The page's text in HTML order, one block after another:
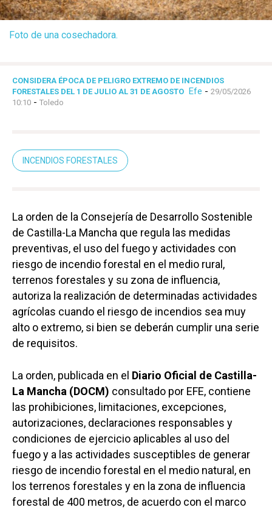
Foto de una cosechadora.
CONSIDERA ÉPOCA DE PELIGRO EXTREMO DE INCENDIOS
FORESTALES DEL 1 DE JULIO AL 31 DE AGOSTO Efe - 29/05/2026
10:10 - Toledo
INCENDIOS FORESTALES
La orden de la Consejería de Desarrollo Sostenible
de Castilla-La Mancha que regula las medidas
preventivas, el uso del fuego y actividades con
riesgo de incendio forestal en el medio rural,
terrenos forestales y su zona de influencia,
autoriza la realización de determinadas actividades
agrícolas cuando el riesgo de incendios sea muy
alto o extremo, si bien se deberán cumplir una serie
de requisitos.
La orden, publicada en el Diario Oficial de Castilla-
La Mancha (DOCM) consultado por EFE, contiene
las prohibiciones, limitaciones, excepciones,
autorizaciones, declaraciones responsables y
condiciones de ejercicio aplicables al uso del
fuego y a las actividades susceptibles de generar
riesgo de incendio forestal en el medio natural, en
los terrenos forestales y en la zona de influencia
forestal de 400 metros, de acuerdo con el marco